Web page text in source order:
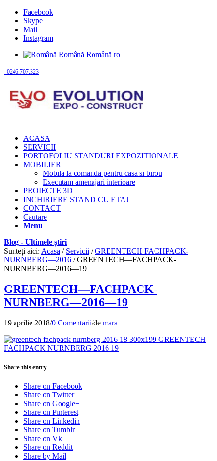
Facebook
Skype
Mail
Instagram
Română Română ro
0246.707.323
ACASA
SERVICII
PORTOFOLIU STANDURI EXPOZITIONALE
MOBILIER
Mobila la comanda pentru casa si birou
Executam amenajari interioare
PROIECTE 3D
INCHIRIERE STAND CU ETAJ
CONTACT
Cautare
Menu
Blog - Ultimele știri
Sunteți aici: Acasa / Servicii / GREENTECH FACHPACK-
NURNBERG—2016 / GREENTECH—FACHPACK-
NURNBERG—2016—19
GREENTECH—FACHPACK-
NURNBERG—2016—19
19 aprilie 2018/0 Comentarii/de mara
Share this entry
Share on Facebook
Share on Twitter
Share on Google+
Share on Pinterest
Share on Linkedin
Share on Tumblr
Share on Vk
Share on Reddit
Share by Mail